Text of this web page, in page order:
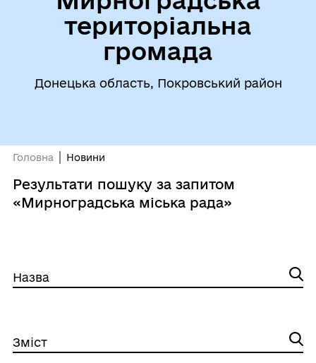
територіальна
громада
Донецька область, Покровський район
Головна Новини
Результати пошуку за запитом
«Мирноградська міська рада»
Назва
Зміст